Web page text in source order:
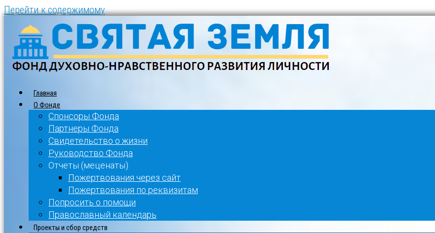
Перейти к содержимому
Главная
О Фонде
Спонсоры Фонда
Партнеры Фонда
Свидетельство о жизни
Руководство Фонда
Отчеты (меценаты)
Пожертвования через сайт
Пожертвования по реквизитам
Попросить о помощи
Православный календарь
Проекты и сбор средств